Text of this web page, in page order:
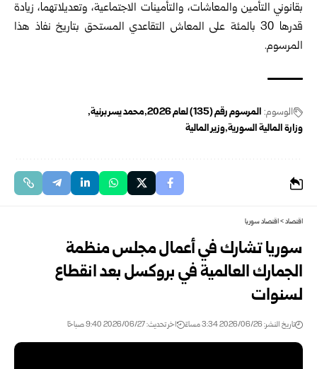
بقانوني التأمين ‏والمعاشات، والتأمينات الاجتماعية، وتعديلاتهما، زيادة
قدرها 30 بالمئة على المعاش ‏التقاعدي المستحق بتاريخ نفاذ هذا
المرسوم.‏
الوسوم: المرسوم رقم (135) لعام 2026
محمد يسر برنية
وزارة المالية السورية وزير المالية
اقتصاد>اقتصاد سوريا
سوريا تشارك في أعمال مجلس منظمة
الجمارك العالمية في بروكسل بعد انقطاع
‏لسنوات
تاريخ النشر: 2026/06/26 3:34 مساءً اخر تحديث: 2026/06/27 9:40 صباحًا